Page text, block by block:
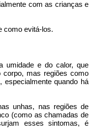
com as crianças e
como evitá-los.
umidade e do calor, que
corpo, mas regiões como
quando há
unhas, nas regiões de
(como as chamadas de
esses sintomas, é